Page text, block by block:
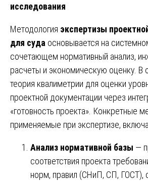
исследования
Методология экспертизы
для суда основывается на
сочетающем нормативный анализ,
расчеты и экономическую оценку. В
теория квалиметрии для оценки
проектной документации через
«готовность проекта». Конкретные
применяемые при экспертизе,
Анализ нормативной базы —
соответствия проекта
норм, правил (СНиП, СП, ГОСТ),